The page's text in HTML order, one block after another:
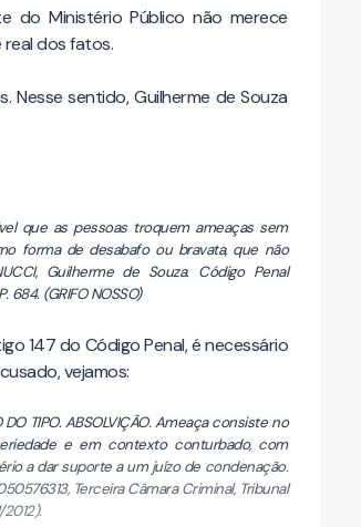
do Ministério Público não merece
dos fatos.
sentido, Guilherme de Souza
que as pessoas troquem ameaças sem
forma de desabafo ou bravata, que não
Guilherme de Souza. Código Penal
(GRIFO NOSSO)
147 do Código Penal, é necessário
vejamos:
DO TIPO. ABSOLVIÇÃO. Ameaça consiste no
e em contexto conturbado, com
a dar suporte a um juízo de condenação.
Terceira Câmara Criminal, Tribunal